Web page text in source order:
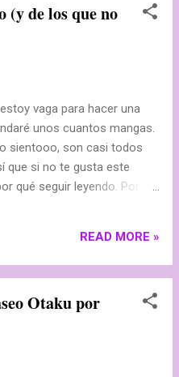
Manga Rock! Aquí
en inglés o
Esta es la página: Manga
no? xD Mi facebook:
la página del blog: Crazy
Esta app es muy
así puedo subir imágenes
mi deviant @liminyade
(y de los que no
vaga para hacer una
unos cuantos mangas.
sientooo, son casi todos
que si no te gusta este
qué seguir leyendo. Por
que muchas de
conocerán a Junko, una
sus mangas, pero sobre
(Novio Rudo), creo que
reconocibles gracias a su
READ MORE »
Otaku por